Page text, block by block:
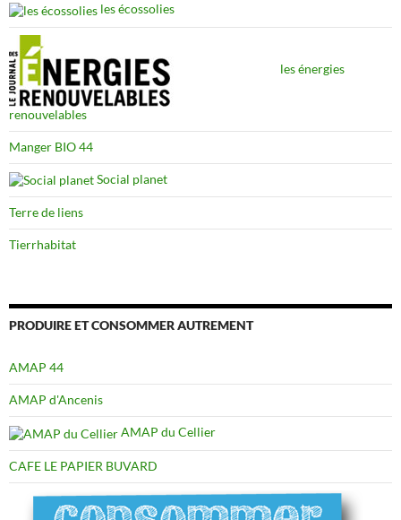
les écossolies
les énergies
renouvelables
Manger BIO 44
Social planet
Terre de liens
Tierrhabitat
PRODUIRE ET CONSOMMER AUTREMENT
AMAP 44
AMAP d'Ancenis
AMAP du Cellier
CAFE LE PAPIER BUVARD